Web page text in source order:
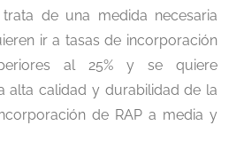
trata de una medida necesaria
ir a tasas de incorporación
al 25% y se quiere
alta calidad y durabilidad de la
de RAP a media y